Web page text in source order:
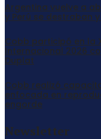
Argentina vuelve a
y Perú se destraban
Cobb participó en la
Internacional 2026
Duplat
Cobb realizó
enfocada en
engorde
Newsletter